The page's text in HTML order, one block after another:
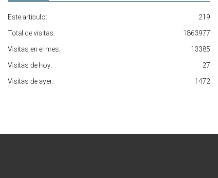
219
Este artículo:
1863977
Total de visitas:
13385
Visitas en el mes:
27
Visitas de hoy:
1472
Visitas de ayer: